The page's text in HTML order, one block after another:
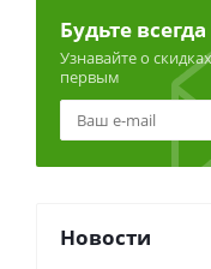
Будьте
Узнавайте о
первым
Новости